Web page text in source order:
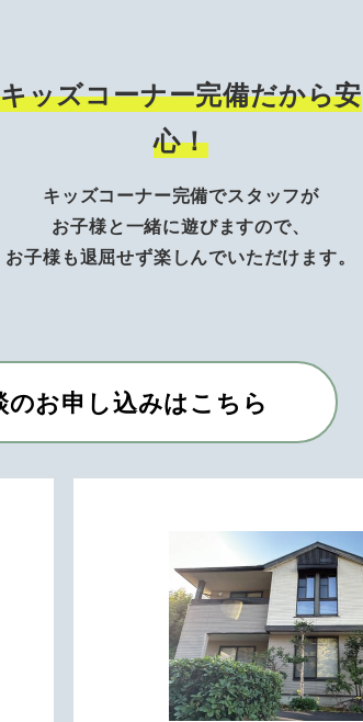
キッズコーナー完備だから安
心！
キッズコーナー完備でスタッフが
お子様と一緒に遊びますので、
お子様も退屈せず楽しんでいただけます。
のお申し込みはこちら